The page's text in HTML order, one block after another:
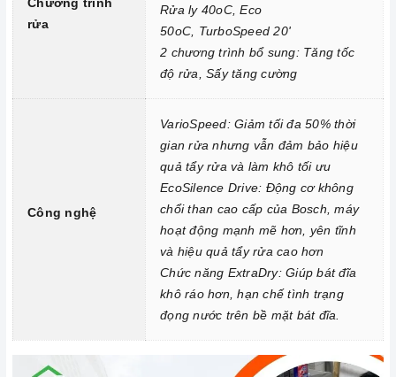
dẫn của nhà sản xuất.
Sắp xếp bát đĩa đúng cách: Trước khi cho bát đĩa vào
chén
, bạn cần sắp xếp chúng đúng cách để bát đĩa được rửa
sạch và khô ráo hoàn toàn. Bạn cần chú ý:
Loại bỏ thức ăn thừa khỏi bát đĩa trước khi cho vào
Sắp xếp bát đĩa sao cho các vật dụng không va chạm với
Sắp xếp bát đĩa ở vị trí phù hợp với chương trình rửa.
Lựa chọn chương trình rửa phù hợp: Mỗi chương trình rửa có
một mục đích và thời gian khác nhau. Bạn nên lựa chọn
chương trình rửa phù hợp với lượng và mức độ bẩn của bát
đĩa.
Vệ sinh định kỳ: Bạn nên vệ sinh
định kỳ để loại bỏ cặn bẩn, ngăn ngừa vi khuẩn phát triển. Bạn
rửa
Rửa ly 40oC, Eco
50oC, TurboSpeed 20'
2 chương trình bổ sung: Tăng tốc
độ rửa, Sấy tăng cường
Công nghệ
VarioSpeed: Giảm tối đa 50% thời
gian rửa nhưng vẫn đảm bảo hiệu
quả tẩy rửa và làm khô tối ưu
EcoSilence Drive: Động cơ không
chổi than cao cấp của Bosch, máy
hoạt động mạnh mẽ hơn, yên tĩnh
và hiệu quả tẩy rửa cao hơn
Chức năng ExtraDry: Giúp bát đĩa
khô ráo hơn, hạn chế tình trạng
đọng nước trên bề mặt bát đĩa.